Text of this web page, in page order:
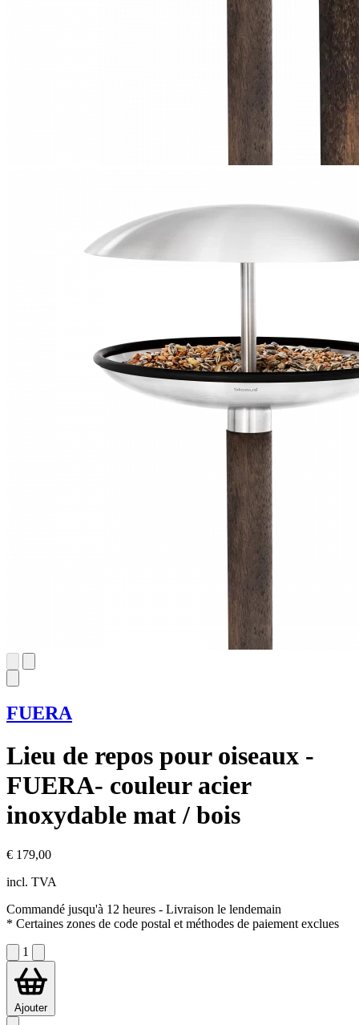
FUERA
Lieu de repos pour oiseaux -
FUERA- couleur acier
inoxydable mat / bois
€ 179,00
incl. TVA
Commandé jusqu'à 12 heures - Livraison le lendemain
* Certaines zones de code postal et méthodes de paiement exclues
1
Ajouter